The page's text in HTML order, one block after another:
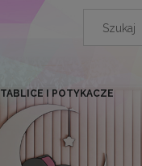
TABLICE I POTYKACZE